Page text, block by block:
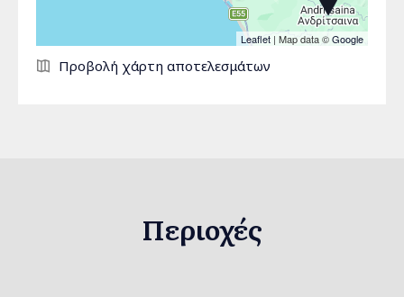
Leaflet | Map data ©Google
Σελίδες
Προβολή χάρτη αποτελεσμάτων
Περιοχές